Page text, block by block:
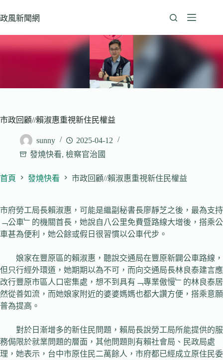
至
政風新聞網
市政回顧//賴淑惠重視新住民權益
sunny
2025-04-12
發燒快看, 檢察官治國
首頁 發燒快看 市政回顧//賴淑惠重視新住民權益
市府勞工局長賴淑惠，可能是繼副秘書長廖靜芝之後，最為支持
﹁公車﹂的機關首長，她說自八公里免費暨路線大增後，搭乘公
車甚為便利，她公餘或假日很習慣以公車代步。
娘家在豐原區的賴淑惠，聽說交通局在豐原新闢公車路線，
但只行經外環道，她期期以為不可，而向交通局長林良泰建言應
改行豐原市區人口密集處，想不到具有﹁專業傲慢﹂的林良泰居
然從善如流，而她娘家附近的婆婆媽媽也都大讚方便，搭乘意願
普為提高。
對於日漸增多的新住民問題，賴局長說勞工局所能提供的服
務侷限於就業問題的層面，其他問題則有賴社會局、民政局處
理，她表示，台中市原住民二萬餘人，市府都已經成立原住民委